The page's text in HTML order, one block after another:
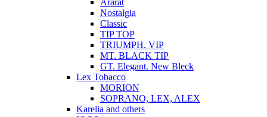
Ararat
Nostalgia
Classic
TIP TOP
TRIUMPH. VIP
MT. BLACK TIP
GT. Elegant. New Bleck
Lex Tobacco
MORION
SOPRANO, LEX, ALEX
Karelia and others